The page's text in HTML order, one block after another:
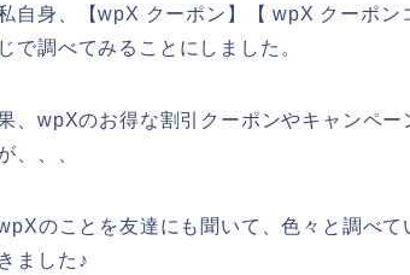
自身、【wpX クーポン】【 wpX クーポ
で調べてみることにしました。
、wpXのお得な割引クーポンやキャンペ
、、、
のことを友達にも聞いて、色々と調べ
ました♪